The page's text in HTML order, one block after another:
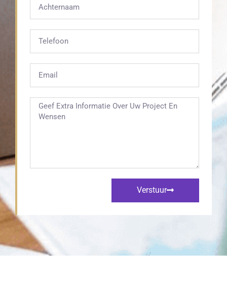
Verstuur